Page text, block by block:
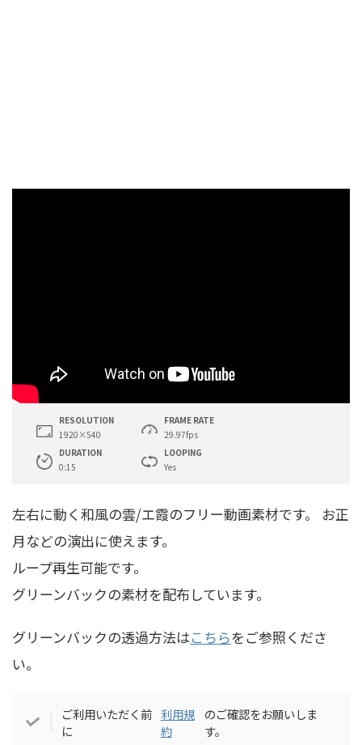
RESOLUTION
1920×540
FRAME RATE
29.97fps
DURATION
0:15
LOOPING
Yes
左右に動く和風の雲/エ霞のフリー動画素材です。 お正
月などの演出に使えます。
ループ再生可能です。
グリーンバックの素材を配布しています。
グリーンバックの透過方法はこちらをご参照くださ
い。
ご利用いただく前
に
利用規
約
のご確認をお願いしま
す。